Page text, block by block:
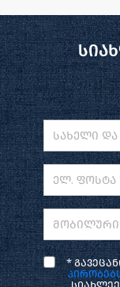
სახელი და
ელ. ფოსტა
*